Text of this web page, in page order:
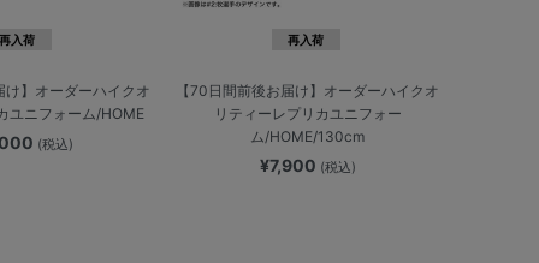
再入荷
】オーダーハイクオ
ユニフォーム/HOME
(税込)
再入荷
【70日間前後お届け】オーダーハイクオ
リティーレプリカユニフォー
ム/HOME/130cm
¥7,900 (税込)